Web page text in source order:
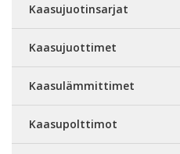
Kaasujuotinsarjat
Kaasujuottimet
Kaasulämmittimet
Kaasupolttimot